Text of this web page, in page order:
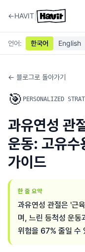
←HAVIT
언어: 한국어 English
← 블로그로 돌아가기
🎯 PERSONALIZED
과유연성 관
운동: 고유수
가이드
한 줄 요약
과유연성 관절은 '근
며, 느린 등척성 운동
위험을 67% 줄일 수